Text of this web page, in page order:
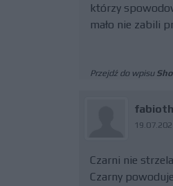
którzy
mało nie zabili
Przejdź do wpisu
Czarni nie
Czarny